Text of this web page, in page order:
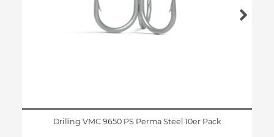
Drilling VMC 9650 PS Perma Steel 10er Pack